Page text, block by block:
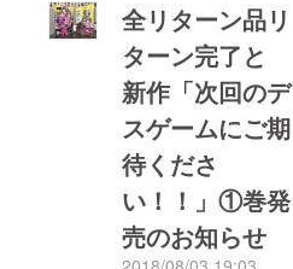
全リターン品リ
ターン完了と
新作「次回のデ
スゲームにご期
待くださ
い！！」①巻発
売のお知らせ